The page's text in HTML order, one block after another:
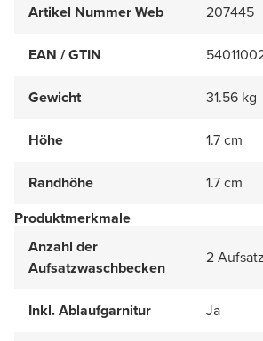
Artikel Nummer Web 207445
EAN / GTIN
Gewicht 31.56 kg
Höhe 1.7 cm
Randhöhe
1.7 cm
Produktmerkmale
Anzahl der
Aufsatzwaschbecken
2
Inkl. Ablaufgarnitur Ja